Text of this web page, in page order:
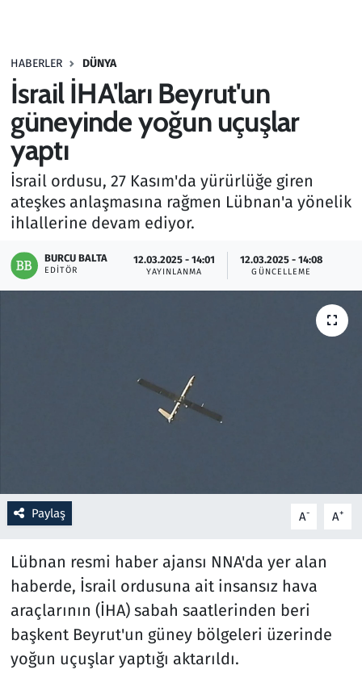
HABERLER DÜNYA
İsrail İHA'ları Beyrut'un
güneyinde yoğun uçuşlar
yaptı
İsrail ordusu, 27 Kasım'da yürürlüğe giren
ateşkes anlaşmasına rağmen Lübnan'a yönelik
ihlallerine devam ediyor.
BURCU BALTA
EDITÖR
12.03.2025 - 14:01
YAYINLANMA
12.03.2025 - 14:08
GÜNCELLEME
Paylaş A- A+
Lübnan resmi haber ajansı NNA'da yer alan
haberde, İsrail ordusuna ait insansız hava
araçlarının (İHA) sabah saatlerinden beri
başkent Beyrut'un güney bölgeleri üzerinde
yoğun uçuşlar yaptığı aktarıldı.
Haber
Kültür Sanat
Kurumsal Haberler
Lezzet Durağı
Memur ve Kamu
Otomobil
Savunma Sanayi
Seçim 2023
Spor
Teknoloji ve Bilim